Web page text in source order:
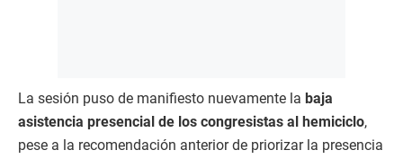
La sesión puso de manifiesto nuevamente la baja
asistencia presencial de los congresistas al hemiciclo,
pese a la recomendación anterior de priorizar la presencia